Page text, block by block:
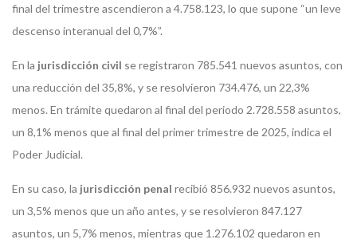
final del trimestre ascendieron a 4.758.123, lo que supone “un leve
descenso interanual del 0,7%”.
En la jurisdicción civil se registraron 785.541 nuevos asuntos, con
una reducción del 35,8%, y se resolvieron 734.476, un 22,3%
menos. En trámite quedaron al final del periodo 2.728.558 asuntos,
un 8,1% menos que al final del primer trimestre de 2025, indica el
Poder Judicial.
En su caso, la jurisdicción penal recibió 856.932 nuevos asuntos,
un 3,5% menos que un año antes, y se resolvieron 847.127
asuntos, un 5,7% menos, mientras que 1.276.102 quedaron en